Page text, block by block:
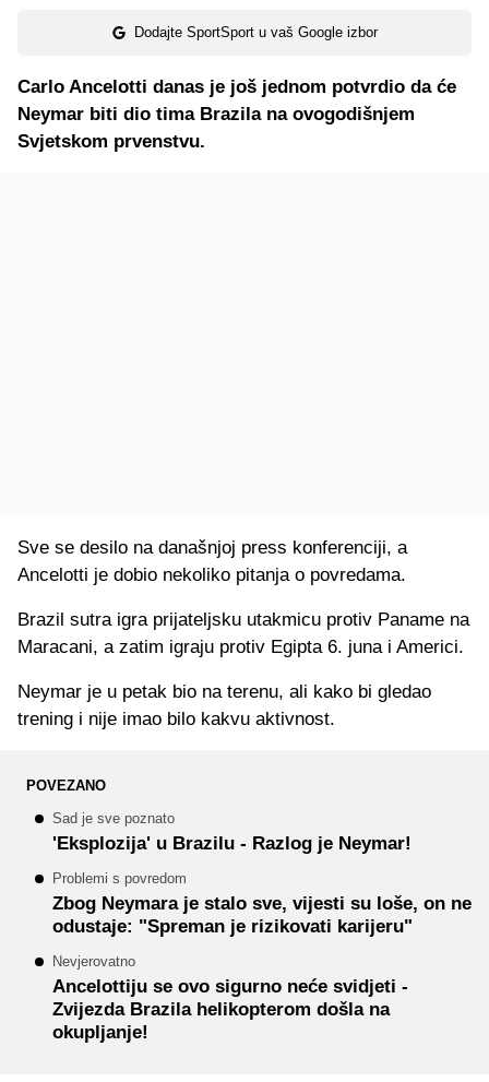
Dodajte SportSport u vaš Google izbor
Carlo Ancelotti danas je još jednom potvrdio da će
Neymar biti dio tima Brazila na ovogodišnjem
Svjetskom prvenstvu.
Sve se desilo na današnjoj press konferenciji, a
Ancelotti je dobio nekoliko pitanja o povredama.
Brazil sutra igra prijateljsku utakmicu protiv Paname na
Maracani, a zatim igraju protiv Egipta 6. juna i Americi.
Neymar je u petak bio na terenu, ali kako bi gledao
trening i nije imao bilo kakvu aktivnost.
POVEZANO
Sad je sve poznato
'Eksplozija' u Brazilu - Razlog je Neymar!
Problemi s povredom
Zbog Neymara je stalo sve, vijesti su loše, on ne
odustaje: "Spreman je rizikovati karijeru"
Nevjerovatno
Ancelottiju se ovo sigurno neće svidjeti -
Zvijezda Brazila helikopterom došla na
okupljanje!